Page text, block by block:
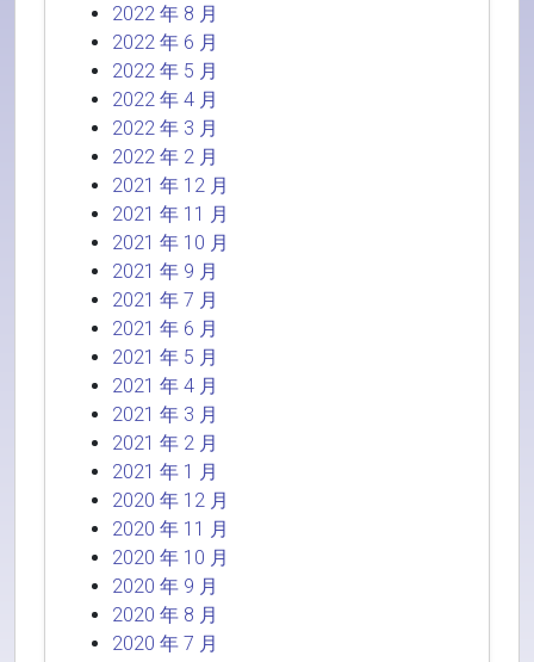
2022 年 8 月
2022 年 6 月
2022 年 5 月
2022 年 4 月
2022 年 3 月
2022 年 2 月
2021 年 12 月
2021 年 11 月
2021 年 10 月
2021 年 9 月
2021 年 7 月
2021 年 6 月
2021 年 5 月
2021 年 4 月
2021 年 3 月
2021 年 2 月
2021 年 1 月
2020 年 12 月
2020 年 11 月
2020 年 10 月
2020 年 9 月
2020 年 8 月
2020 年 7 月